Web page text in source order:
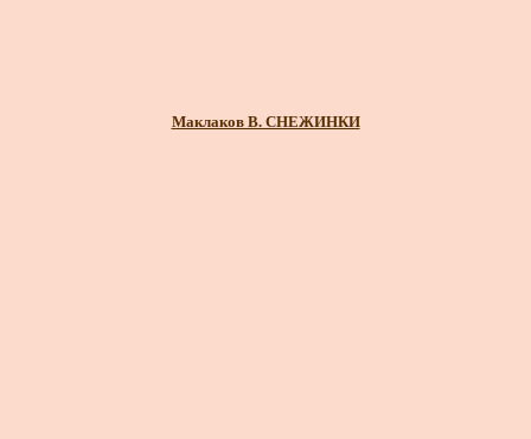
Маклаков В. СНЕЖИНКИ